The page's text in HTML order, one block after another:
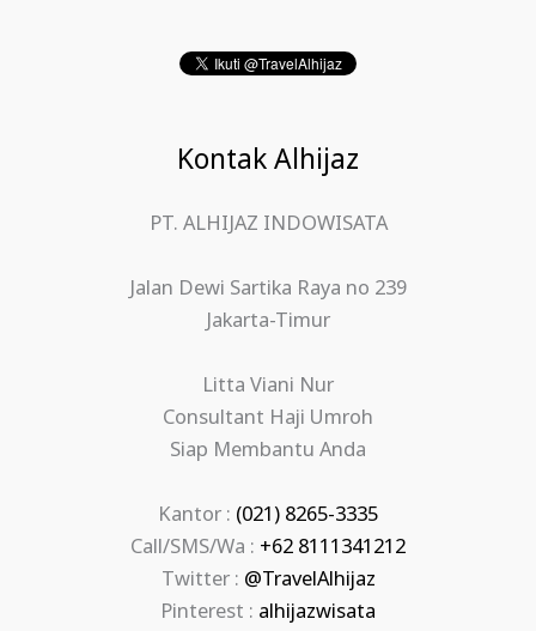
Kontak Alhijaz
PT. ALHIJAZ INDOWISATA
Jalan Dewi Sartika Raya no 239
Jakarta-Timur
Litta Viani Nur
Consultant Haji Umroh
Siap Membantu Anda
Kantor : (021) 8265-3335
Call/SMS/Wa : +62 8111341212
Twitter : @TravelAlhijaz
Pinterest : alhijazwisata